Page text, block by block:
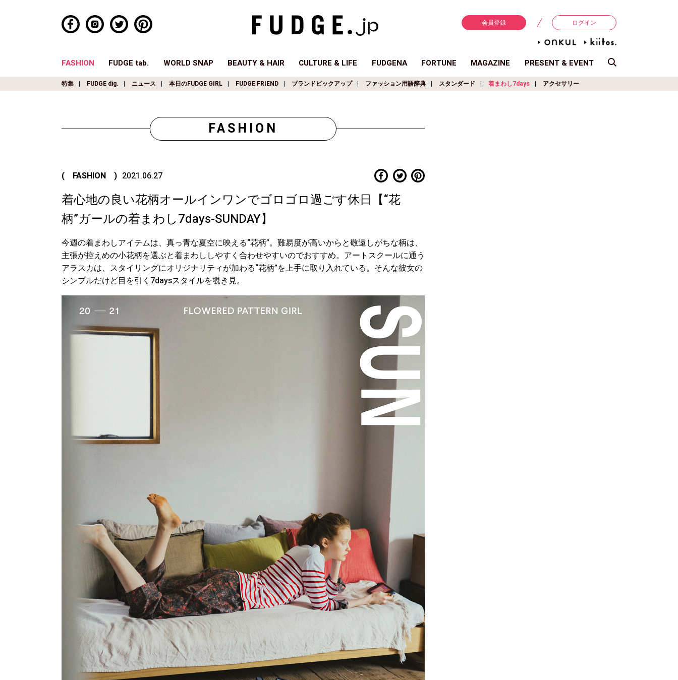
会員登録 ログイン
FASHION FUDGE tab. WORLD SNAP BEAUTY & HAIR CULTURE & LIFE FUDGENA FORTUNE MAGAZINE PRESENT & EVENT
特集 FUDGE dig. ニュース 本日のFUDGE GIRL FUDGE FRIEND ブランドピックアップ ファッション用語辞典 スタンダード 着まわし7days アクセサリー
FASHION
( FASHION ) 2021.06.27
着心地の良い花柄オールインワンでゴロゴロ過ごす休日【“花
柄”ガールの着まわし7days-SUNDAY】
今週の着まわしアイテムは、真っ青な夏空に映える“花柄”。難易度が高いからと敬遠しがちな柄は、
主張が控えめの小花柄を選ぶと着まわししやすく合わせやすいのでおすすめ。アートスクールに通う
アラスカは、スタイリングにオリジナリティが加わる“花柄”を上手に取り入れている。そんな彼女の
シンプルだけど目を引く7daysスタイルを覗き見。